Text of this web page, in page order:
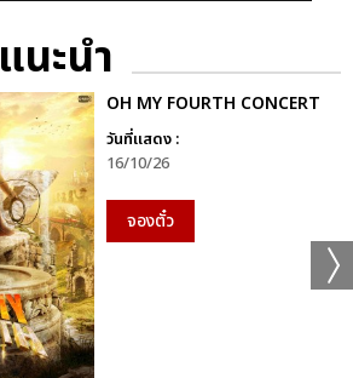
แนะนำ
OH MY FOURTH CONCERT
วันที่แสดง :
16/10/26
จองตั๋ว